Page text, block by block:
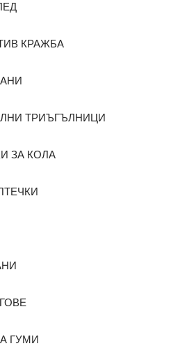
КРАЖБА
ТРИЪГЪЛНИЦИ
ЗА КОЛА
ГУМИ